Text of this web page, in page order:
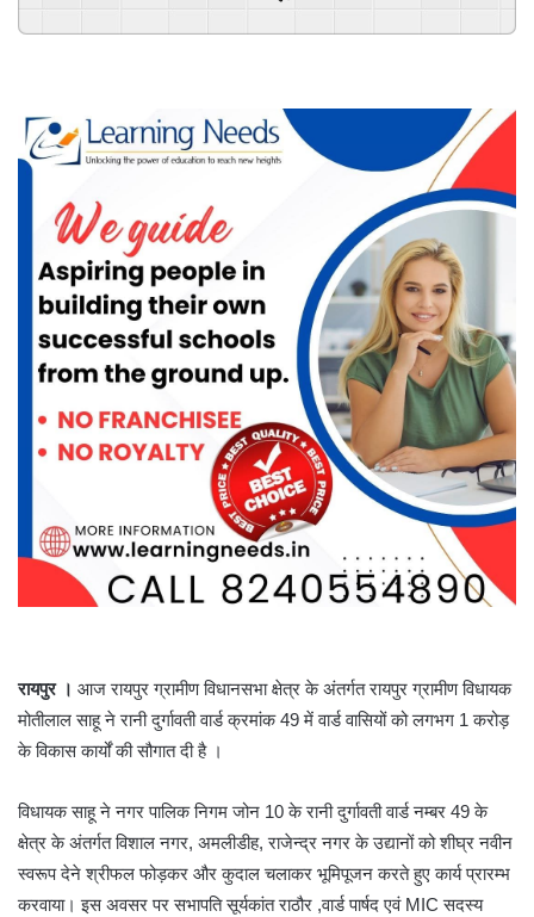
रायपुर । आज रायपुर ग्रामीण विधानसभा क्षेत्र के अंतर्गत रायपुर ग्रामीण विधायक
मोतीलाल साहू ने रानी दुर्गावती वार्ड क्रमांक 49 में वार्ड वासियों को लगभग 1 करोड़
के विकास कार्यों की सौगात दी है ।
विधायक साहू ने नगर पालिक निगम जोन 10 के रानी दुर्गावती वार्ड नम्बर 49 के
क्षेत्र के अंतर्गत विशाल नगर, अमलीडीह, राजेन्द्र नगर के उद्यानों को शीघ्र नवीन
स्वरूप देने श्रीफल फोड़कर और कुदाल चलाकर भूमिपूजन करते हुए कार्य प्रारम्भ
करवाया। इस अवसर पर सभापति सूर्यकांत राठौर ,वार्ड पार्षद एवं MIC सदस्य